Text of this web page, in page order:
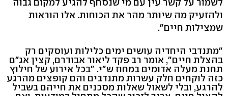
ולהזעיק מה שיותר מהר את הכוחות. אלו הוראות
שמצילות חיים".
"מתנדבי היחדיה עושים ימים כלילות ועוסקים רק
בהצלת חיים", אומר רב פקד ליאור אבודרם, קצין אג"ם
תחנת מעלה אדומים במחוז ש"י. "בכל אירוע של חילוץ
כזה לוקחים חלק עשרות מתנדבים והם קופצים מהרגע
להרגע, ובלי לשאול שאלות מסכנים את חייהם בשביל